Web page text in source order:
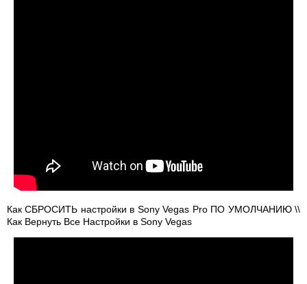
Как СБРОСИТЬ настройки в Sony Vegas Pro ПО УМОЛЧАНИЮ \\
Как Вернуть Все Настройки в Sony Vegas